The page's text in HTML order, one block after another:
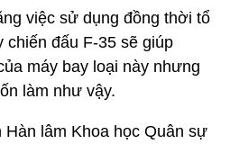
việc sử dụng đồng thời tổ
chiến đấu F-35 sẽ giúp
máy bay loại này nhưng
làm như vậy.
Hàn lâm Khoa học Quân sự